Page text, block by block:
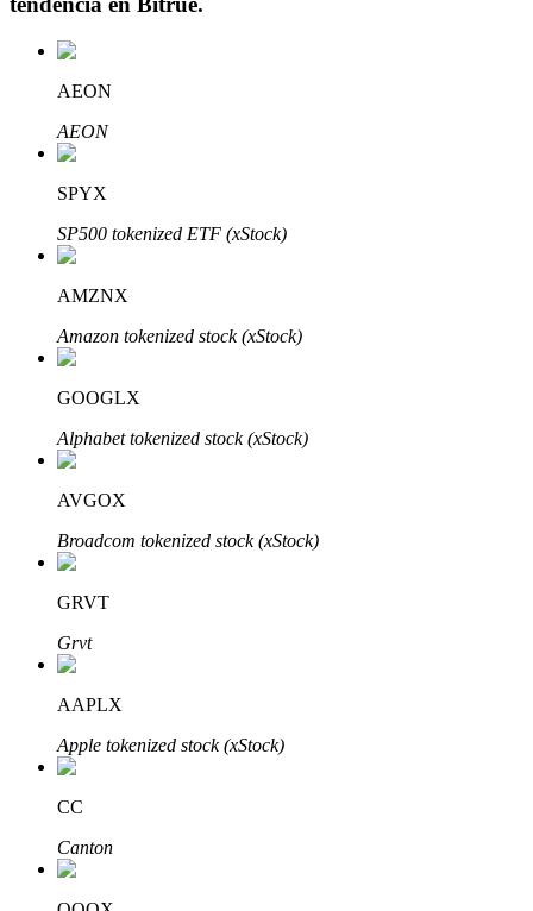
Inversión automática
Obtenga más información sobre cómo obtener ingresos pasivos
Bitrue
Bitrue Partners
AEON
AEON
SPYX
SP500 tokenized ETF (xStock)
AMZNX
Amazon tokenized stock (xStock)
GOOGLX
Alphabet tokenized stock (xStock)
AVGOX
Broadcom tokenized stock (xStock)
GRVT
Grvt
AAPLX
Apple tokenized stock (xStock)
CC
Canton